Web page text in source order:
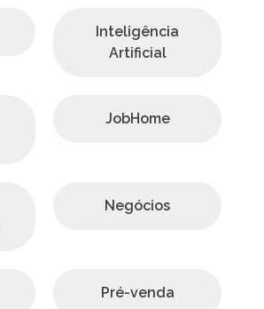
Inteligência
Artificial
JobHome
Negócios
Pré-venda